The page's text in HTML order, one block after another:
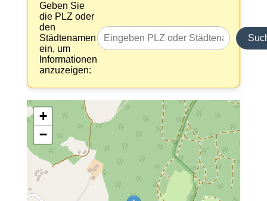
Geben Sie
die PLZ oder
den
Städtenamen
ein, um
Informationen
anzuzeigen:
+
−